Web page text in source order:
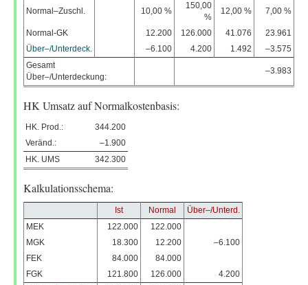
Normal–Zuschl. 10,00 %
150,00
%
12,00 % 7,00 %
Normal-GK 12.200 126.000 41.076
23.961
Über–/Unterdeck.
–6.100 4.200 1.492
–3.575
Gesamt
Über–/Unterdeckung:
–3.983
HK Umsatz auf Normalkostenbasis:
HK. Prod.:
344.200
Veränd.:
–1.900
HK. UMS
342.300
Kalkulationsschema:
Ist Normal
Über–/Unterd.
MEK
122.000
122.000
MGK
18.300 12.200
–6.100
FEK
84.000
84.000
FGK
121.800 126.000
4.200